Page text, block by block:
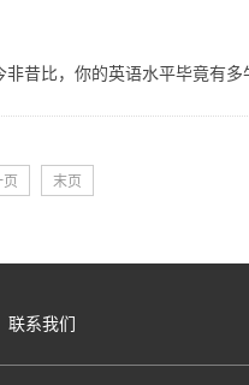
昔比，你的英语水平毕竟有
末页
联系我们